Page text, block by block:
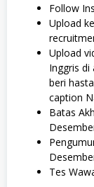
Follow
Upload
Upload
Inggris di
beri
caption
Batas
Tes